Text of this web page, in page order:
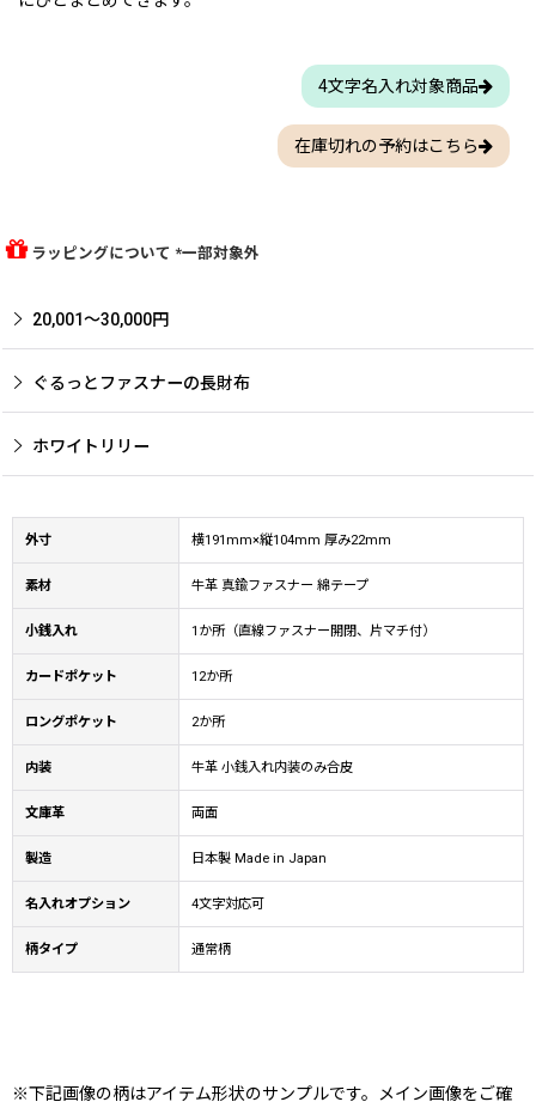
4文字名入れ対象商品
在庫切れの予約はこちら
ラッピングについて *一部対象外
20,001〜30,000円
ぐるっとファスナーの長財布
ホワイトリリー
外寸 横191mm×縦104mm 厚み22mm
素材 牛革 真鍮ファスナー 綿テープ
小銭入れ 1か所（直線ファスナー開閉、片マチ付）
カードポケット 12か所
ロングポケット 2か所
内装 牛革 小銭入れ内装のみ合皮
文庫革 両面
製造 日本製 Made in Japan
名入れオプション 4文字対応可
柄タイプ 通常柄
※下記画像の柄はアイテム形状のサンプルです。メイン画像をご確